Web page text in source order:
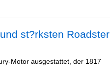
st?rksten Roadster
Motor ausgestattet, der 1817